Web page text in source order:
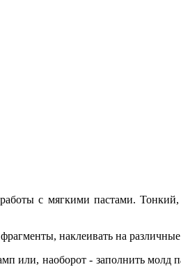
с мягкими пастами. Тонкий,
наклеивать на
или, наоборот - заполнить молд